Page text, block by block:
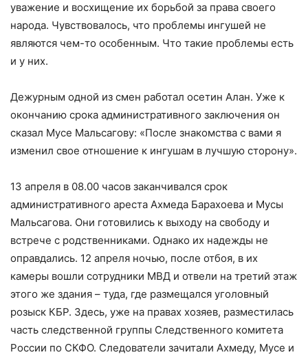
уважение и восхищение их борьбой за права своего
народа. Чувствовалось, что проблемы ингушей не
являются чем-то особенным. Что такие проблемы есть
и у них.
Дежурным одной из смен работал осетин Алан. Уже к
окончанию срока административного заключения он
сказал Мусе Мальсагову: «После знакомства с вами я
изменил свое отношение к ингушам в лучшую сторону».
13 апреля в 08.00 часов заканчивался срок
административного ареста Ахмеда Барахоева и Мусы
Мальсагова. Они готовились к выходу на свободу и
встрече с родственниками. Однако их надежды не
оправдались. 12 апреля ночью, после отбоя, в их
камеры вошли сотрудники МВД и отвели на третий этаж
этого же здания – туда, где размещался уголовный
розыск КБР. Здесь, уже на правах хозяев, разместилась
часть следственной группы Следственного комитета
России по СКФО. Следователи зачитали Ахмеду, Мусе и